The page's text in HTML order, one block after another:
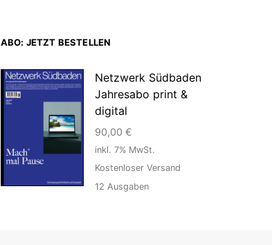
ABO: JETZT BESTELLEN
Netzwerk Südbaden
Jahresabo print &
digital
90,00 €
inkl. 7% MwSt.
Kostenloser Versand
12 Ausgaben